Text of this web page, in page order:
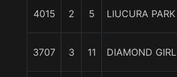
4015 2 5 LIUCURA PARK
3707 3 11 DIAMOND GIRL